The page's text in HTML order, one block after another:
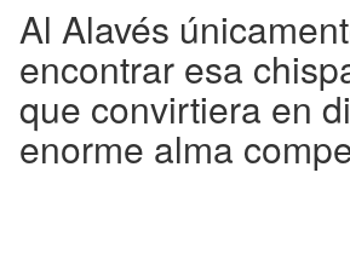
Al Alavés
encontrar esa
que convirtiera en
enorme alma